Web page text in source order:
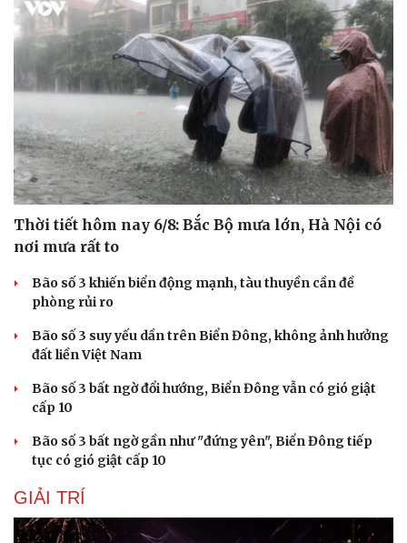
Cải chính
Thời tiết hôm nay 6/8: Bắc Bộ mưa lớn, Hà Nội có
nơi mưa rất to
Bão số 3 khiến biển động mạnh, tàu thuyền cần đề
phòng rủi ro
Bão số 3 suy yếu dần trên Biển Đông, không ảnh hưởng
đất liền Việt Nam
Bão số 3 bất ngờ đổi hướng, Biển Đông vẫn có gió giật
cấp 10
Bão số 3 bất ngờ gần như "đứng yên", Biển Đông tiếp
tục có gió giật cấp 10
GIẢI TRÍ